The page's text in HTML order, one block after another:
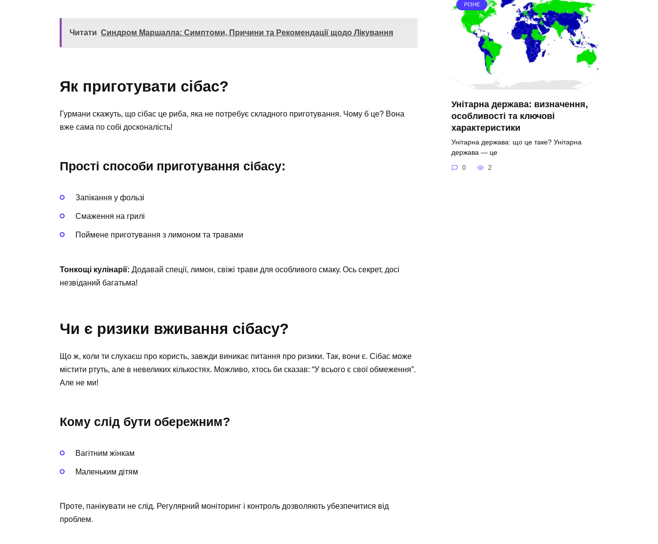
Читати Синдром Маршалла: Симптоми, Причини та Рекомендації щодо Лікування
Як приготувати сібас?
Гурмани скажуть, що сібас це риба, яка не потребує складного приготування. Чому б це? Вона
вже сама по собі досконалість!
Прості способи приготування сібасу:
Запікання у фользі
Смаження на грилі
Поймене приготування з лимоном та травами
Тонкощі кулінарії: Додавай спеції, лимон, свіжі трави для особливого смаку. Ось секрет, досі
незвіданий багатьма!
Чи є ризики вживання сібасу?
Що ж, коли ти слухаєш про користь, завжди виникає питання про ризики. Так, вони є. Сібас може
містити ртуть, але в невеликих кількостях. Можливо, хтось би сказав: “У всього є свої обмеження”.
Але не ми!
Кому слід бути обережним?
Вагітним жінкам
Маленьким дітям
Проте, панікувати не слід. Регулярний моніторинг і контроль дозволяють убезпечитися від
проблем.
РІЗНЕ
Унітарна держава: визначення,
особливості та ключові
характеристики
Унітарна держава: що це таке? Унітарна
держава — це
0 2